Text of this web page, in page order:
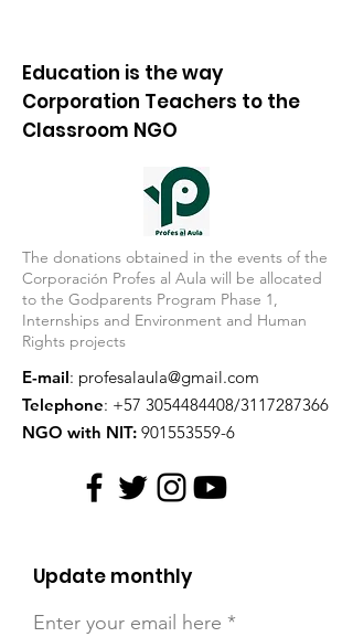
Education is the way
Corporation Teachers to the
Classroom NGO
The donations obtained in the events of the
Corporación Profes al Aula will be allocated
to the Godparents Program Phase 1,
Internships and Environment and Human
Rights projects
E-mail: profesalaula@gmail.com
Telephone: +57 3054484408/3117287366
NGO with NIT: 901553559-6
Update monthly
Enter your email here